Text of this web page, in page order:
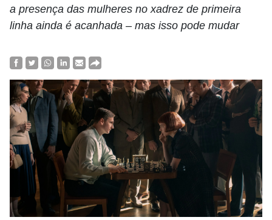
a presença das mulheres no xadrez de primeira
linha ainda é acanhada – mas isso pode mudar